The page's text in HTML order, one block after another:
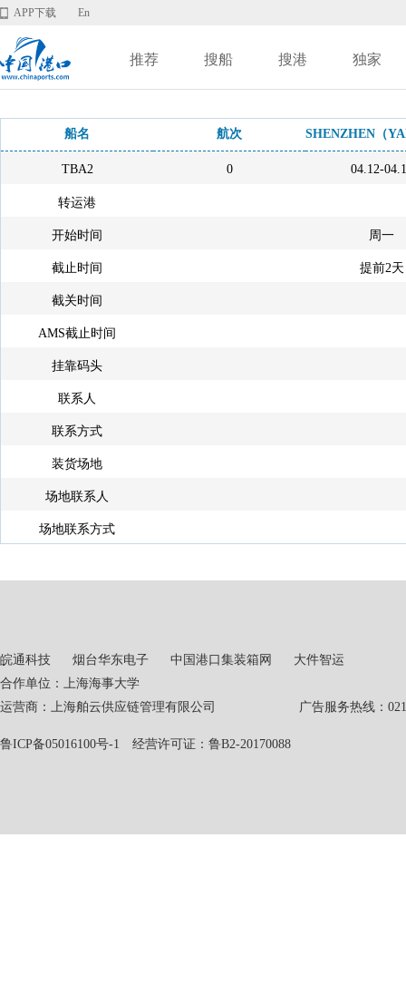
APP下载 En
推荐 搜船 搜港 独家
船名 航次 SHENZHEN（
TBA2 0 04.12-
转运港
开始时间 周一
截止时间 提前2天
截关时间
AMS截止时间
挂靠码头
联系人
联系方式
装货场地
场地联系人
场地联系方式
皖通科技 烟台华东电子 中国港口集装箱网
大件智运
合作单位：上海海事大学
运营商：上海舶云供应链管理有限公司 广告服务热线：021-
鲁ICP备05016100号-1 经营许可证：鲁B2-20170088